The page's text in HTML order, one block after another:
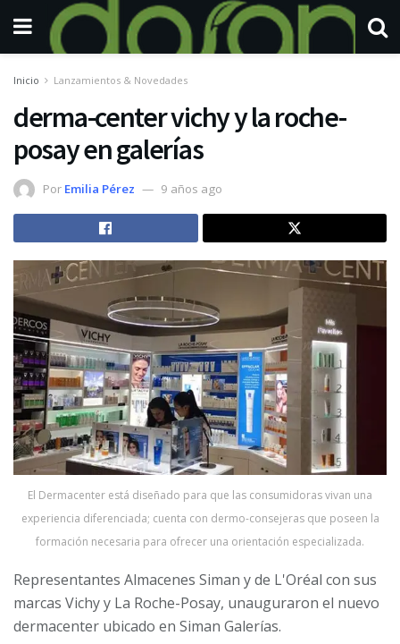
Inicio Lanzamientos & Novedades
derma-center vichy y la roche-
posay en galerías
Por Emilia Pérez 9 años ago
El Dermacenter está diseñado para que las consumidoras vivan una
experiencia diferenciada; cuenta con dermo-consejeras que poseen la
formación necesaria para ofrecer una orientación especializada.
Representantes Almacenes Siman y de L'Oréal con sus
marcas Vichy y La Roche-Posay, unauguraron el nuevo
dermacenter ubicado en Siman Galerías.